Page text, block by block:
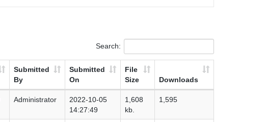
Search:
Submitted
By
Submitted
On
File
Size
Downloads
Administrator
2022-10-05
14:27:49
1,608
kb.
1,595